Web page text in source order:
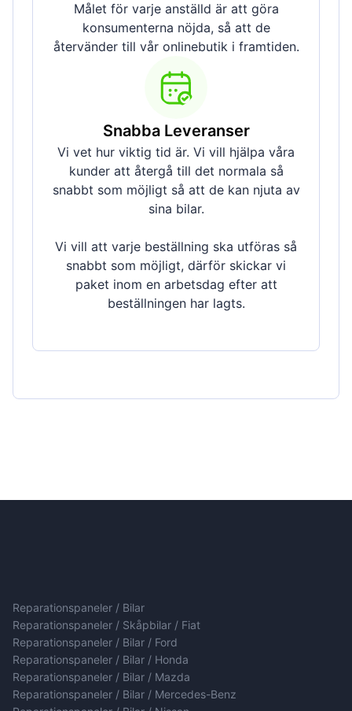
Målet för varje anställd är att göra
konsumenterna nöjda, så att de
återvänder till vår onlinebutik i framtiden.
Snabba Leveranser
Vi vet hur viktig tid är. Vi vill hjälpa våra
kunder att återgå till det normala så
snabbt som möjligt så att de kan njuta av
sina bilar.
Vi vill att varje beställning ska utföras så
snabbt som möjligt, därför skickar vi
paket inom en arbetsdag efter att
beställningen har lagts.
Reparationspaneler / Bilar
Reparationspaneler / Skåpbilar / Fiat
Reparationspaneler / Bilar / Ford
Reparationspaneler / Bilar / Honda
Reparationspaneler / Bilar / Mazda
Reparationspaneler / Bilar / Mercedes-Benz